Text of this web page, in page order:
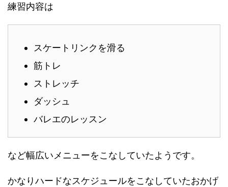
練習内容は
スケートリンクを滑る
筋トレ
ストレッチ
ダッシュ
バレエのレッスン
など幅広いメニューをこなしていたようです。
かなりハードなスケジュールをこなしていたおかげ